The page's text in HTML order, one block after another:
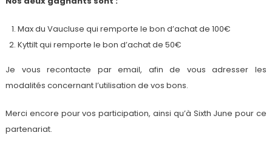
Max du Vaucluse qui remporte le bon d’achat de 100€
Kyttilt qui remporte le bon d’achat de 50€
Je vous recontacte par email, afin de vous adresser les
modalités concernant l’utilisation de vos bons.
Merci encore pour vos participation, ainsi qu’à Sixth June pour ce
partenariat.